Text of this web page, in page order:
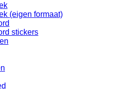
(eigen formaat)
stickers